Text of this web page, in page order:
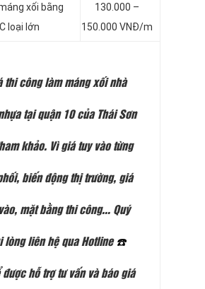
xối bằng
loại lớn
130.000 –
150.000 VNĐ/m
thi công làm máng xối nhà
tại quận 10 của Thái Sơn
khảo. Vì giá tuy vào từng
biến động thị trường, giá
mặt bằng thi công… Quý
lòng liên hệ quaHotline ☎️
hỗ trợ tư vấn và báo giá